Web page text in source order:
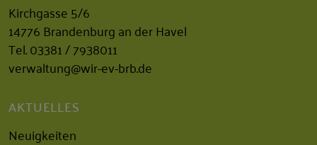
Kirchgasse 5/6
14776 Brandenburg an der Havel
Tel.03381 / 7938011
verwaltung@wir-ev-brb.de
AKTUELLES
Neuigkeiten